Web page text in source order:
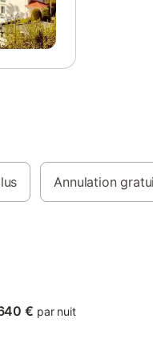
vignerons et
de ne
en journée
Annulation
€ par nuit